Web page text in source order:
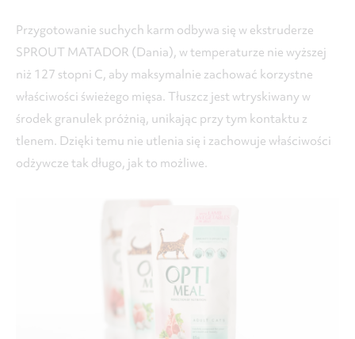
Przygotowanie suchych karm odbywa się w ekstruderze
SPROUT MATADOR (Dania), w temperaturze nie wyższej
niż 127 stopni С, aby maksymalnie zachować korzystne
właściwości świeżego mięsa. Tłuszcz jest wtryskiwany w
środek granulek próżnią, unikając przy tym kontaktu z
tlenem. Dzięki temu nie utlenia się i zachowuje właściwości
odżywcze tak długo, jak to możliwe.